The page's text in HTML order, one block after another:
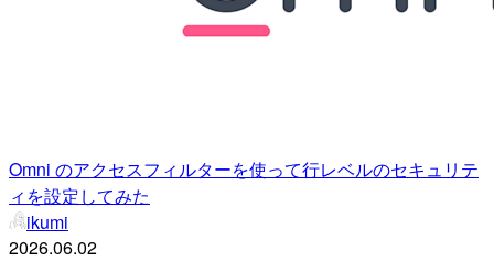
Omni のアクセスフィルターを使って行レベルのセキュリテ
ィを設定してみた
ikumi
2026.06.02